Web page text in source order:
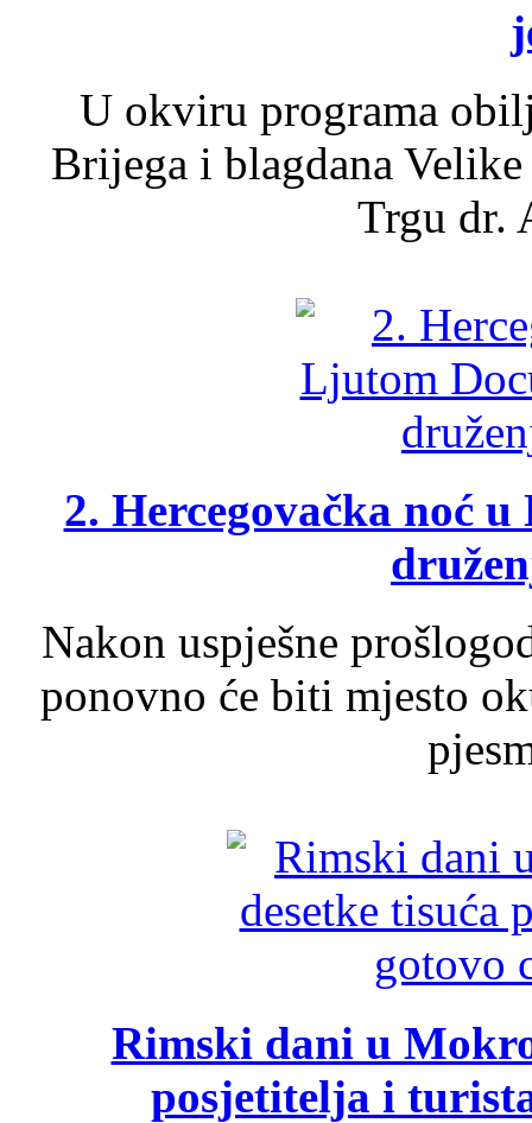
U okviru programa
Brijega i blagdana
Trgu dr.
2. Hercegovačka noć
Nakon uspješne
ponovno će biti mjesto
Rimski dani u
posjetitelja i